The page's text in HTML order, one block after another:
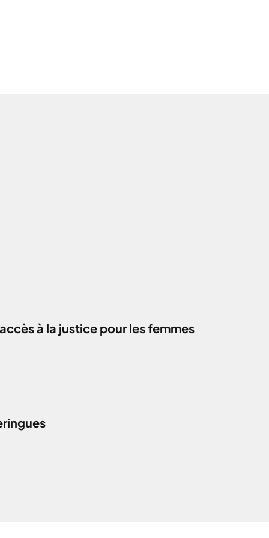
à la justice pour les femmes